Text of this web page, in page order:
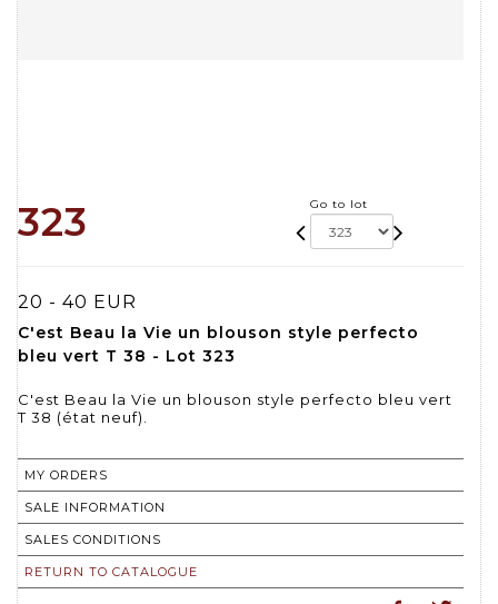
323 Go to lot
20 - 40 EUR
C'est Beau la Vie un blouson style perfecto
bleu vert T 38 - Lot 323
C'est Beau la Vie un blouson style perfecto bleu vert
T 38 (état neuf).
MY ORDERS
SALE INFORMATION
SALES CONDITIONS
RETURN TO CATALOGUE